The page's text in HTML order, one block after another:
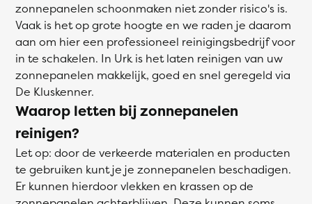
zonnepanelen schoonmaken niet zonder risico's is.
Vaak is het op grote hoogte en we raden je daarom
aan om hier een professioneel reinigingsbedrijf voor
in te schakelen. In Urk is het laten reinigen van uw
zonnepanelen makkelijk, goed en snel geregeld via
De Kluskenner.
Waarop letten bij zonnepanelen
reinigen?
Let op: door de verkeerde materialen en producten
te gebruiken kunt je je zonnepanelen beschadigen.
Er kunnen hierdoor vlekken en krassen op de